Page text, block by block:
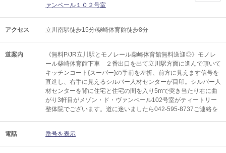
ァンベール１０２号室
アクセス 立川南駅徒歩15分/柴崎体育館徒歩8分
道案内
《無料P/JR立川駅とモノレール柴崎体育館無料送迎◎》モノレ
ール柴崎体育館下車 ２番出口を出て立川駅方面に進んで頂いて
キッチンコート{スーパー}の手前を左折、前方に見えます信号を
直進し、右手に見えるシルバー人材センターが目印。シルバー人
材センターを背に住宅と住宅の間を入り5mで突き当たり右に曲
がり3軒目がメゾン・ド・ヴァンベール102号室がティートリー
整体院でございます。道に迷いましたら042-595-8737ご連絡を
電話 番号を表示